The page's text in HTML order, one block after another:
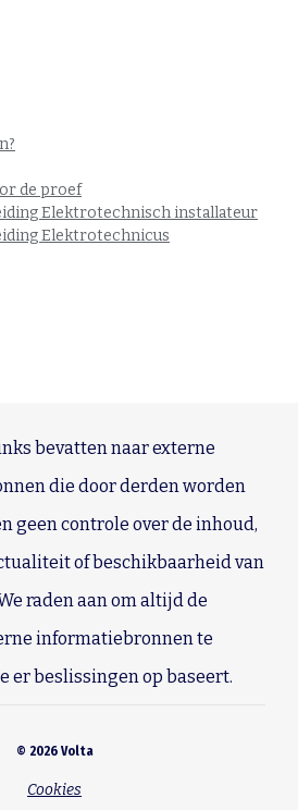
de proef
Elektrotechnisch installateur
Elektrotechnicus
bevatten naar externe
die door derden worden
geen controle over de inhoud,
of beschikbaarheid van
raden aan om altijd de
informatiebronnen te
er beslissingen op baseert.
© 2026 Volta
Cookies